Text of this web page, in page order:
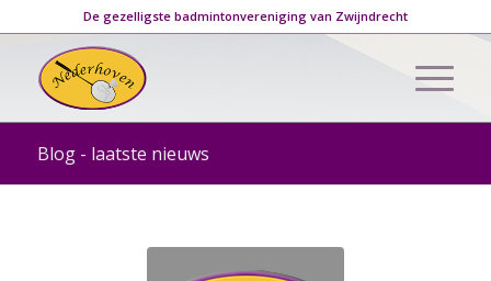
De gezelligste badmintonvereniging van Zwijndrecht
Blog - laatste nieuws